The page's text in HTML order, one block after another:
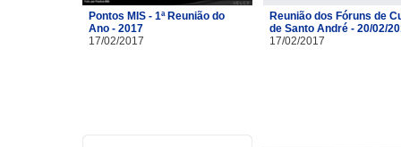
Pontos MIS - 1ª Reunião do
Ano - 2017
17/02/2017
Reunião dos Fóruns de
de Santo André - 20/02/
17/02/2017